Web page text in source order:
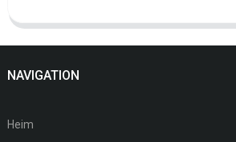
NAVIGATION
Heim